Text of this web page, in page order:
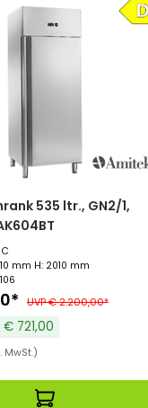
535 ltr., GN2/1,
mm H: 2010 mm
UVP € 2.200,00*
721,00
MwSt.)